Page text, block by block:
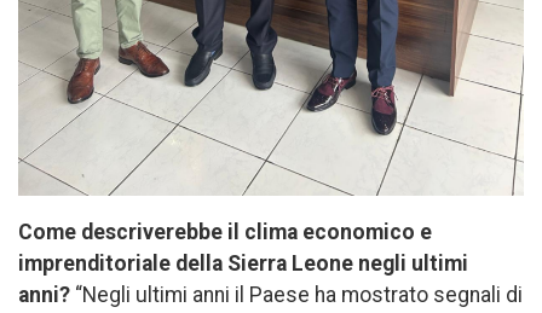
Come descriverebbe il clima economico e
imprenditoriale della Sierra Leone negli ultimi
anni? “Negli ultimi anni il Paese ha mostrato segnali di